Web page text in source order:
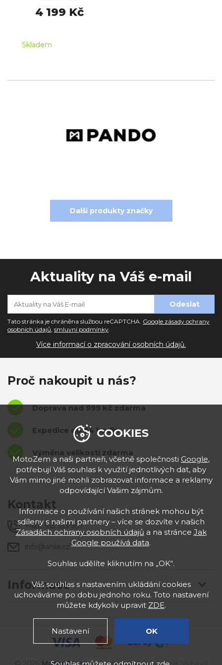
4 199 Kč
Skladem
Další produkty značky
Aktuality na Váš e-mail
Tato stránka je chráněna službou reCAPTCHA. Google zásady ochrany
osobních údajů smluvní podmínky
Více informací o zpracování osobních údajů.
Proč nakoupit u nás?
Doprava nad 999 Kč zdarma
Expedice do 24 hodin
Výměna velikostí zdarma
Informace
Kontakt
+420 555 333 957
info@anila.cz
COOKIES
MotoZem a naši partneři, včetně společnosti Google,
potřebují Váš souhlas k využití jednotlivých dat, aby
Vám mimo jiné mohli zobrazovat informace a reklamy
odpovídající Vašim zájmům.
Informace o používání našich stránek mohou být
sdíleny s našimi partnery – více se dozvíte v našich
Zásadách ochrany osobních údajů a na stránce Jak
Google používá data.
Souhlas udělíte kliknutím na „OK“.
Váš souhlas s nastavením ukládání cookies
uchováváme po dobu jednoho roku. Toto nastavení
můžete kdykoliv upravit ZDE.
Nastavení OK